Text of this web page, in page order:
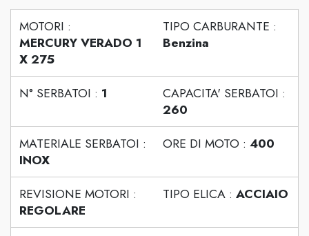
MOTORI :
MERCURY VERADO 1
X 275
TIPO CARBURANTE :
Benzina
N° SERBATOI : 1
CAPACITA' SERBATOI :
260
MATERIALE SERBATOI :
INOX
ORE DI MOTO : 400
REVISIONE MOTORI :
REGOLARE
TIPO ELICA : ACCIAIO